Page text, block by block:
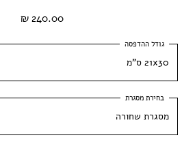
240.00 ₪
21x30 ס"מ
21x30 ס"מ
30x42 ס״מ
מסגרת שחורה